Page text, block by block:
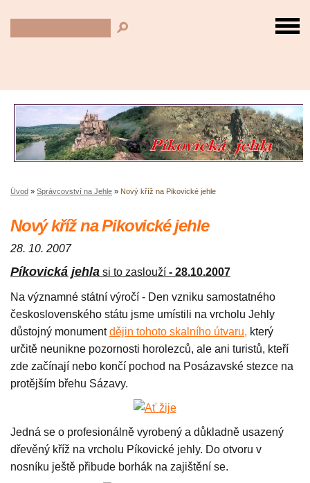
Úvod » Správcovství na Jehle » Nový kříž na Pikovické jehle
Nový kříž na Pikovické jehle
28. 10. 2007
Píkovická jehla si to zaslouží - 28.10.2007
Na významné státní výročí - Den vzniku samostatného
československého státu jsme umístili na vrcholu Jehly
důstojný monumentdějin tohoto skalního útvaru, který
určitě neunikne pozornosti horolezců, ale ani turistů, kteří
zde začínají nebo končí pochod na Posázavské stezce na
protějším břehu Sázavy.
Jedná se o profesionálně vyrobený a důkladně usazený
dřevěný kříž na vrcholu Píkovické jehly. Do otvoru v
nosníku ještě přibude borhák na zajištění se.